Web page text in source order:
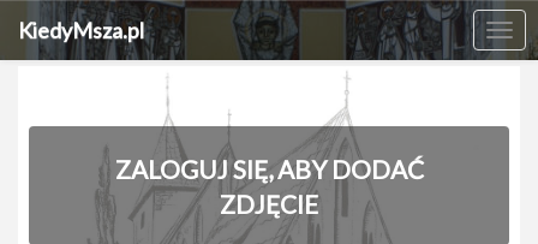
KiedyMsza.pl
ZALOGUJ SIĘ, ABY DODAĆ
ZDJĘCIE